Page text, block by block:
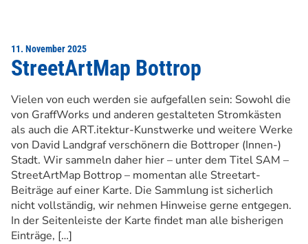
11. November 2025
StreetArtMap Bottrop
Vielen von euch werden sie aufgefallen sein: Sowohl die
von GraffWorks und anderen gestalteten Stromkästen
als auch die ART.itektur-Kunstwerke und weitere Werke
von David Landgraf verschönern die Bottroper (Innen-)
Stadt. Wir sammeln daher hier – unter dem Titel SAM –
StreetArtMap Bottrop – momentan alle Streetart-
Beiträge auf einer Karte. Die Sammlung ist sicherlich
nicht vollständig, wir nehmen Hinweise gerne entgegen.
In der Seitenleiste der Karte findet man alle bisherigen
Einträge, […]